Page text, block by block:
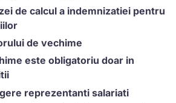
de calcul a indemnizatiei pentru
de vechime
este obligatoriu doar in
reprezentanti salariati